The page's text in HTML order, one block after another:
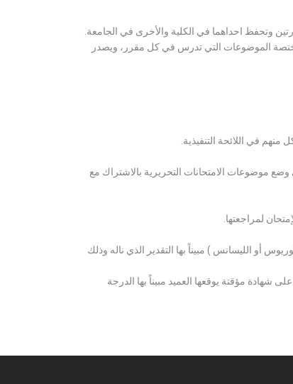
وتحفظ احداهما في الكلية والأخرى في الجامعة.
الموضوعات التي تدرس في كل مقرر، ويصدر
في اللائحة التنفيذية.
موضوعات الامتحانات التحريرية بالاشتراك مع
لمراجعتها.
أو الليسانس ) مبيناً بها التقدير الذي ناله وذلك
مؤقتة يوقعها العميد مبيناً بها الدرجة